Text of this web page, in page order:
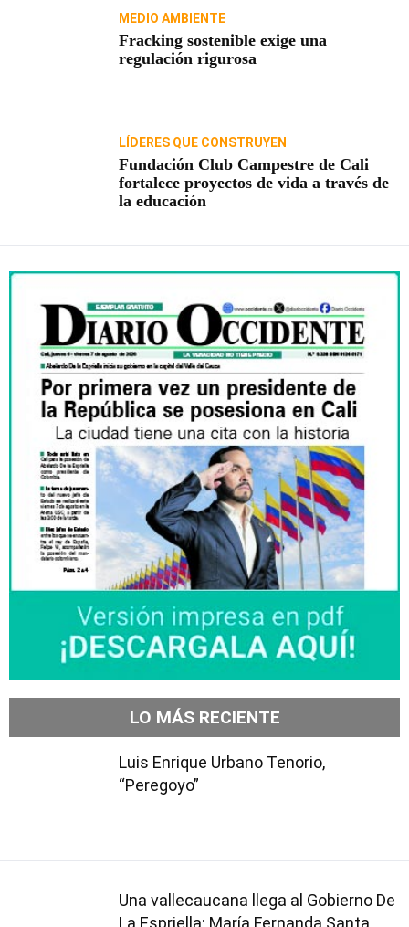
MEDIO AMBIENTE
Fracking sostenible exige una
regulación rigurosa
LÍDERES QUE CONSTRUYEN
Fundación Club Campestre de Cali
fortalece proyectos de vida a través de
la educación
LO MÁS RECIENTE
Luis Enrique Urbano Tenorio,
“Peregoyo”
Una vallecaucana llega al Gobierno De
La Espriella: María Fernanda Santa,